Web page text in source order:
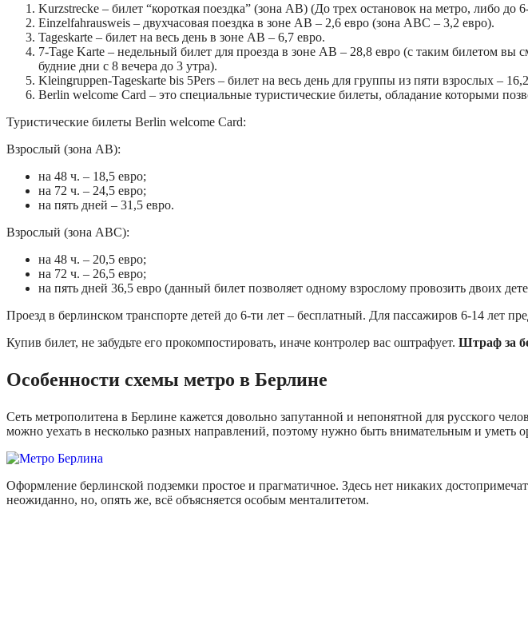
Kurzstrecke – билет “короткая поездка” (зона АВ) (До трех остановок на метро, либо до
Einzelfahrausweis – двухчасовая поездка в зоне АВ – 2,6 евро (зона ABC – 3,2 евро).
Tageskarte – билет на весь день в зоне АВ – 6,7 евро.
7-Tage Karte – недельный билет для проезда в зоне АВ – 28,8 евро (с таким билетом вы
будние дни с 8 вечера до 3 утра).
Kleingruppen-Tageskarte bis 5Pers – билет на весь день для группы из пяти взрослых –
Berlin welcome Card – это специальные туристические билеты, обладание которыми
Туристические билеты Berlin welcome Card:
Взрослый (зона АВ):
на 48 ч. – 18,5 евро;
на 72 ч. – 24,5 евро;
на пять дней – 31,5 евро.
Взрослый (зона АВC):
на 48 ч. – 20,5 евро;
на 72 ч. – 26,5 евро;
на пять дней 36,5 евро (данный билет позволяет одному взрослому провозить двоих
Проезд в берлинском транспорте детей до 6-ти лет – бесплатный. Для пассажиров 6-14 лет
Купив билет, не забудьте его прокомпостировать, иначе контролер вас оштрафует. Штраф за
Особенности схемы метро в Берлине
Сеть метрополитена в Берлине кажется довольно запутанной и непонятной для русского
можно уехать в несколько разных направлений, поэтому нужно быть внимательным и уметь
Оформление берлинской подземки простое и прагматичное. Здесь нет никаких
неожиданно, но, опять же, всё объясняется особым менталитетом.